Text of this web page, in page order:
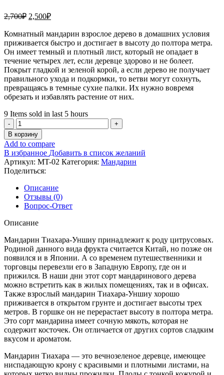
2,700₽ Первоначальная
составляла
2,700₽.
2,500₽Текущая
2,500₽.
Комнатный мандарин взрослое дерево в домашних условия
приживается быстро и достигает в высоту до полтора метра.
Он имеет темный и плотный лист, который не опадает в
течение четырех лет, если деревце здорово и не болеет.
Покрыт гладкой и зеленой корой, а если дерево не получает
правильного ухода и подкормки, то ветви могут сохнуть,
превращаясь в темные сухие палки. Их нужно вовремя
обрезать и избавлять растение от них.
9 Items sold in last 5 hours
Количество
товара
Мандарин
Тиахара
2
года
В корзину
Add to compare
В избранное Добавить в список желаний
Артикул: MT-02 Категория: Мандарин
Поделиться:
Описание
Отзывы (0)
Вопрос-Ответ
Описание
Мандарин Тиахара-Уншиу принадлежит к роду цитрусовых.
Родиной данного вида фрукта считается Китай, но позже он
появился и в Японии. А со временем путешественники и
торговцы перевезли его в Западную Европу, где он и
прижился. В наши дни этот сорт мандаринового дерева
можно встретить как в жилых помещениях, так и в офисах.
Также взрослый мандарин Тиахара-Уншиу хорошо
приживается в открытом грунте и достигает высоты трех
метров. В горшке он не перерастает высоту в полтора метра.
Это сорт мандарина имеет сочную мякоть, которая не
содержит косточек. Он отличается от других сортов сладким
вкусом и ароматом.
Мандарин Тиахара — это вечнозеленое деревце, имеющее
ниспадающую крону с красивыми и плотными листами, на